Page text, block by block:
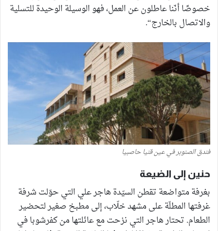
خصوصًا أنّنا عاطلون عن العمل، فهو الوسيلة الوحيدة للتسلية
والاتصال بالخارج“.
فندق الصنوبر في عين قنيا حاصبيا
حنين إلى الضيعة
بغرفة متواضعة تقطن السيّدة هاجر علي التي حوّلت شرفة
غرفتها المطلّة على مشهد خلّاب، إلى مطبخ صغير لتحضير
الطعام. تحتار هاجر التي نزحت مع عائلتها من كفرشوبا في